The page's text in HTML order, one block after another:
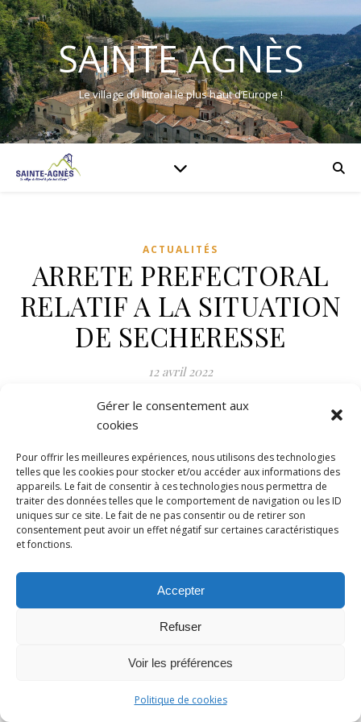
Gérer le consentement aux
cookies
Pour offrir les meilleures expériences, nous utilisons des technologies
telles que les cookies pour stocker et/ou accéder aux informations des
appareils. Le fait de consentir à ces technologies nous permettra de
traiter des données telles que le comportement de navigation ou les ID
uniques sur ce site. Le fait de ne pas consentir ou de retirer son
consentement peut avoir un effet négatif sur certaines caractéristiques
et fonctions.
Accepter
Refuser
Voir les préférences
Politique de cookies
SAINTE AGNÈS
Le village du littoral le plus haut d’Europe !
ACTUALITÉS
ARRETE PREFECTORAL
RELATIF A LA SITUATION
DE SECHERESSE
12 avril 2022
AP du 31 mars 2022
Mentions légales